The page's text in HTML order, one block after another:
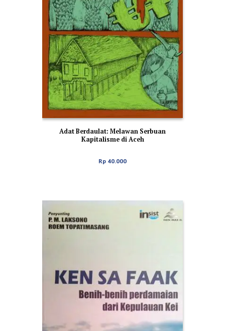
Adat Berdaulat: Melawan Serbuan
Kapitalisme di Aceh
Rp 40.000